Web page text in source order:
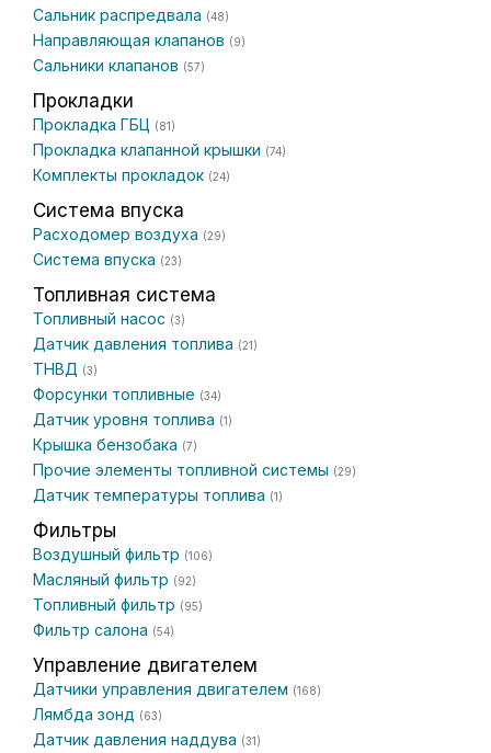
Сальник распредвала (48)
Направляющая клапанов (9)
Сальники клапанов (57)
Прокладки
Прокладка ГБЦ (81)
Прокладка клапанной крышки (74)
Комплекты прокладок (24)
Система впуска
Расходомер воздуха (29)
Система впуска (23)
Топливная система
Топливный насос (3)
Датчик давления топлива (21)
ТНВД (3)
Форсунки топливные (34)
Датчик уровня топлива (1)
Крышка бензобака (7)
Прочие элементы топливной системы (29)
Датчик температуры топлива (1)
Фильтры
Воздушный фильтр (106)
Масляный фильтр (92)
Топливный фильтр (95)
Фильтр салона (54)
Управление двигателем
Датчики управления двигателем (168)
Лямбда зонд (63)
Датчик давления наддува (31)